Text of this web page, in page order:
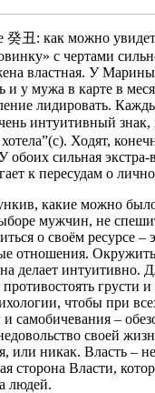
癸丑 : как можно
с чертами
властная. У
и у мужа в карте в
лидировать.
интуитивный знак,
Ходят,
сильная экстра-
к пересудам о
какие можно
мужчин, не
о своём ресурсе
отношения.
делает интуитивно.
противостоять грусти
чтобы при
самобичевания –
своей
или никак. Власть –
сторона Власти,
людей.